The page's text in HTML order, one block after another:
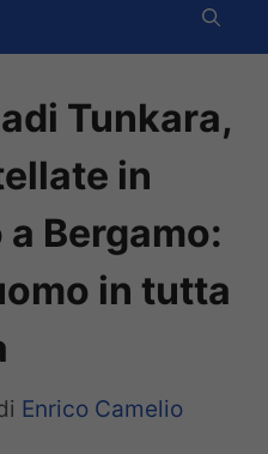
Tunkara,
in
Bergamo:
in tutta
Enrico Camelio